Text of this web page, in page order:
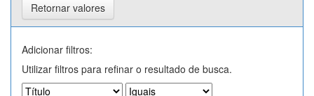
Retornar valores
Adicionar filtros:
Utilizar filtros para refinar o resultado de busca.